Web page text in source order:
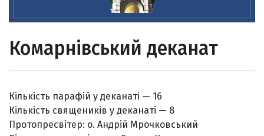
Комарнівський деканат
Кількість парафій у деканаті — 16
Кількість священиків у деканаті — 8
Протопресвітер: о. Андрій Мрочковський